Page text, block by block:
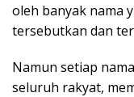
oleh banyak nama
tersebutkan dan
Namun setiap
seluruh rakyat,